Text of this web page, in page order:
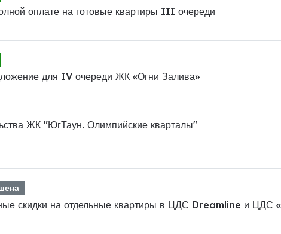
оплате на готовые квартиры III очереди
для IV очереди ЖК «Огни Залива»
ЖК "ЮгТаун. Олимпийские кварталы"
скидки на отдельные квартиры в ЦДС Dreamline и ЦДС